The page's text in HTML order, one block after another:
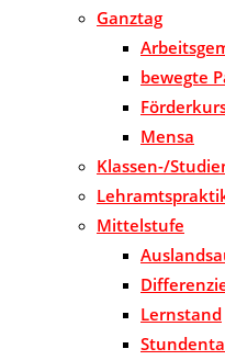
Ganztag
bewegte
Mensa
Klassen-/
Mittelstufe
Lernstand